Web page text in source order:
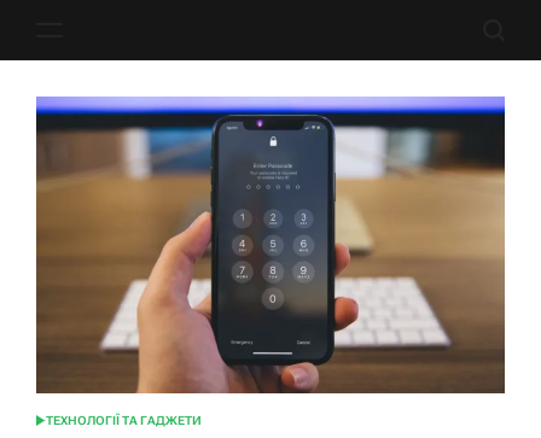
ОПУБЛІКУВАТИ
ТЕХНОЛОГІЇ ТА ГАДЖЕТИ